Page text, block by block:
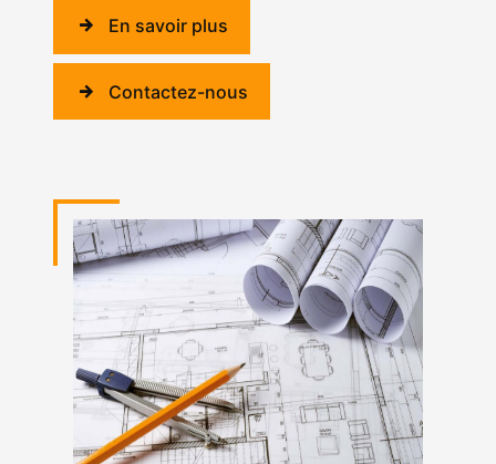
En savoir plus
Contactez-nous